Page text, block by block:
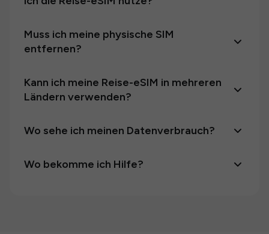
Muss ich meine physische SIM
entfernen?
Kann ich meine Reise-eSIM in mehreren
Ländern verwenden?
Wo sehe ich meinen Datenverbrauch?
Wo bekomme ich Hilfe?